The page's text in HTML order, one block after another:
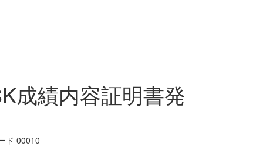
成績内容証明書発
ド 00010